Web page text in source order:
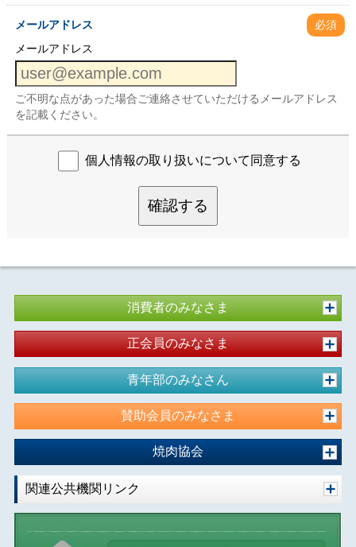
メールアドレス
必須
メールアドレス
ご不明な点があった場合ご連絡させていただけるメールアドレス
を記載ください。
個人情報の取り扱いについて同意する
確認する
消費者のみなさま
正会員のみなさま
青年部のみなさん
賛助会員のみなさま
焼肉協会
関連公共機関リンク